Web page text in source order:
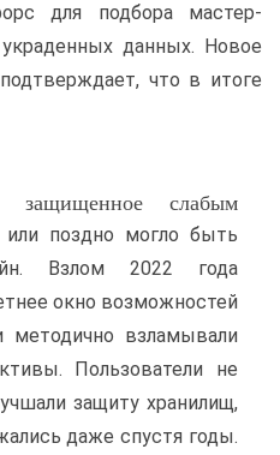
для подбора мастер-
данных. Новое
что в итоге
защищенное слабым
или поздно могло быть
Взлом 2022 года
окно возможностей
взламывали
Пользователи не
защиту хранилищ,
даже спустя годы.